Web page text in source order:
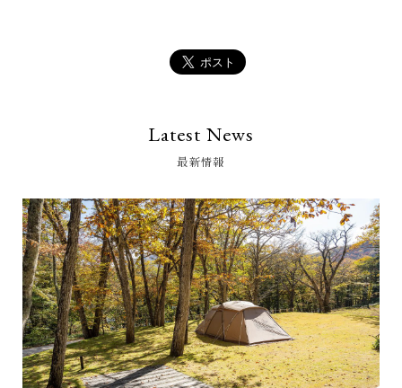
Latest News
最新情報